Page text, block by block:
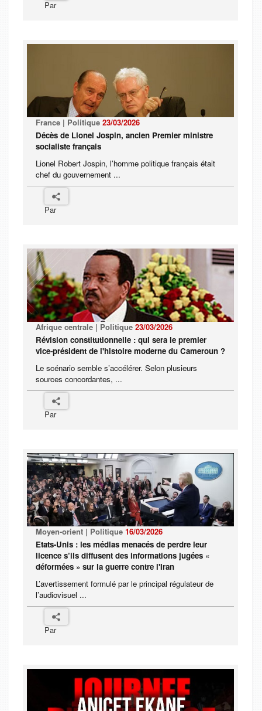
Par
France | Politique 23/03/2026
Décès de Lionel Jospin, ancien Premier ministre
socialiste français
Lionel Robert Jospin, l'homme politique français était
chef du gouvernement ...
Par
Afrique centrale | Politique 23/03/2026
Révision constitutionnelle : qui sera le premier
vice-président de l'histoire moderne du Cameroun ?
Le scénario semble s’accélérer. Selon plusieurs
sources concordantes, ...
Par
Moyen-orient | Politique 16/03/2026
Etats-Unis : les médias menacés de perdre leur
licence s’ils diffusent des informations jugées «
déformées » sur la guerre contre l'Iran
L’avertissement formulé par le principal régulateur de
l’audiovisuel ...
Par